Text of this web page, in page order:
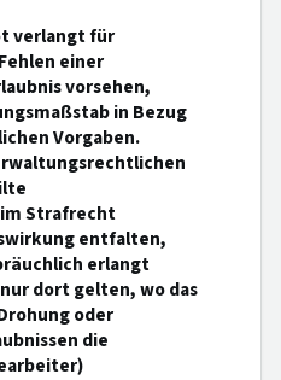
verlangt für
einer
vorsehen,
in Bezug
Vorgaben.
Strafrecht
entfalten,
erlangt
dort gelten, wo das
oder
die